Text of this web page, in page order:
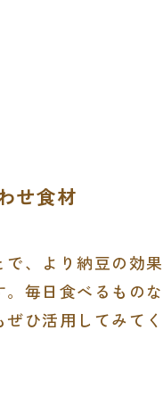
せ食材
、より納豆の効果
毎日食べるものな
ひ活用してみてく